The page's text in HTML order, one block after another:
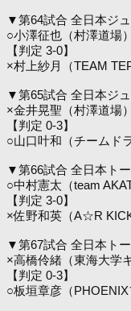
▼第64試合 全日本ジ
○小澤征也（村澤道場）
【判定 3-0】
×村上紗月（TEAM
▼第65試合 全日本ジ
×金井晃聖（村澤道場）
【判定 0-3】
○山口叶和（チームド
▼第66試合 全日本ト
○中村憲太（team
【判定 3-0】
×佐野和英（A☆R
▼第67試合 全日本ト
×高橋伶緒（東海大学
【判定 0-3】
○板垣章彦（PHOENIX